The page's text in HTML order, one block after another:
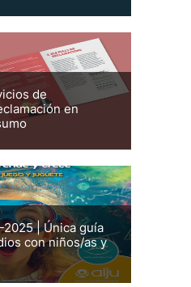
de
en
| Única guía
con niños/as y